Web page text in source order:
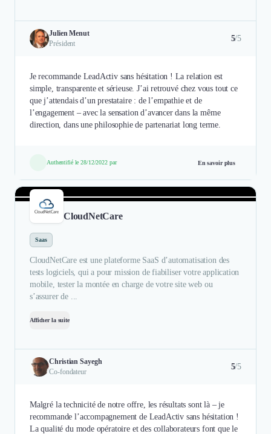
Julien Menut
Président
5/5
Je recommande LeadActiv sans hésitation ! La relation est
simple, transparente et sérieuse. J’ai retrouvé chez vous tout ce
que j’attendais d’un prestataire : de l’empathie et de
l’engagement – avec la sensation d’avancer dans la même
direction, dans une philosophie de partenariat long terme.
Authentifié le 28/12/2022 par En savoir plus
CloudNetCare
Saas
CloudNetCare est une plateforme SaaS d’automatisation des
tests logiciels, qui a pour mission de fiabiliser votre application
mobile, tester la montée en charge de votre site web ou
s’assurer de ...
Afficher la suite
Christian Sayegh
Co-fondateur
5/5
Malgré la technicité de notre offre, les résultats sont là – je
recommande l’accompagnement de LeadActiv sans hésitation !
La qualité du mode opératoire et des collaborateurs font que le